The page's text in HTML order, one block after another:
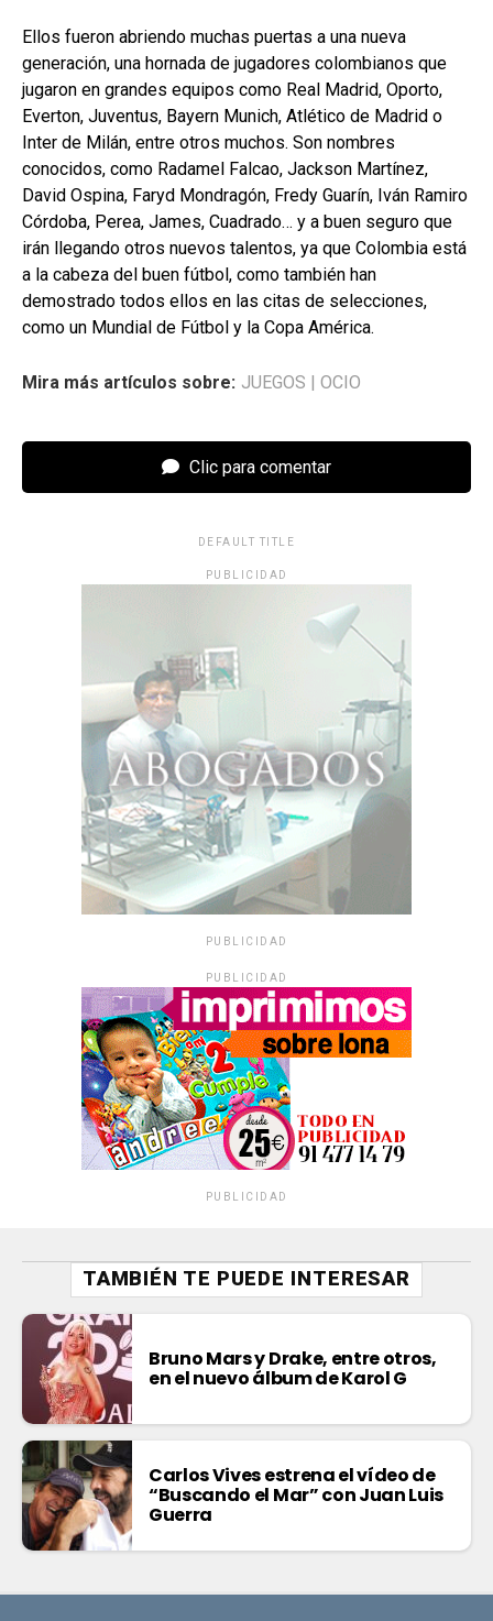
Ellos fueron abriendo muchas puertas a una nueva
generación, una hornada de jugadores colombianos que
jugaron en grandes equipos como Real Madrid, Oporto,
Everton, Juventus, Bayern Munich, Atlético de Madrid o
Inter de Milán, entre otros muchos. Son nombres
conocidos, como Radamel Falcao, Jackson Martínez,
David Ospina, Faryd Mondragón, Fredy Guarín, Iván Ramiro
Córdoba, Perea, James, Cuadrado… y a buen seguro que
irán llegando otros nuevos talentos, ya que Colombia está
a la cabeza del buen fútbol, como también han
demostrado todos ellos en las citas de selecciones,
como un Mundial de Fútbol y la Copa América.
Mira más artículos sobre: JUEGOS | OCIO
Clic para comentar
DEFAULT TITLE
PUBLICIDAD
PUBLICIDAD
PUBLICIDAD
PUBLICIDAD
TAMBIÉN TE PUEDE INTERESAR
Bruno Mars y Drake, entre otros,
en el nuevo álbum de Karol G
Carlos Vives estrena el vídeo de
“Buscando el Mar” con Juan Luis
Guerra